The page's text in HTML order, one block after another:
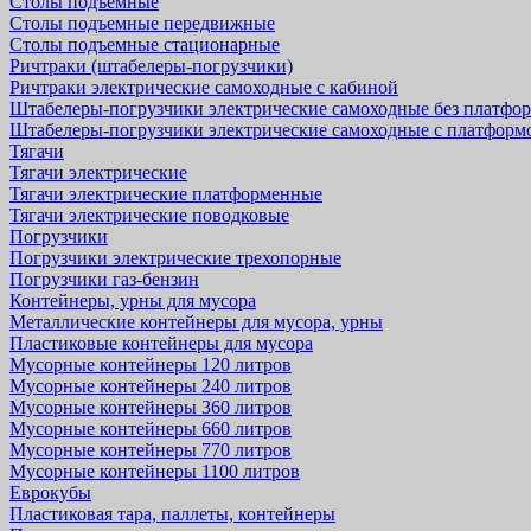
Столы подъемные передвижные
Столы подъемные стационарные
Ричтраки (штабелеры-погрузчики)
Ричтраки электрические самоходные с кабиной
Штабелеры-погрузчики электрические самоходные без
Штабелеры-погрузчики электрические самоходные с
Тягачи
Тягачи электрические
Тягачи электрические платформенные
Тягачи электрические поводковые
Погрузчики
Погрузчики электрические трехопорные
Погрузчики газ-бензин
Контейнеры, урны для мусора
Металлические контейнеры для мусора, урны
Пластиковые контейнеры для мусора
Мусорные контейнеры 120 литров
Мусорные контейнеры 240 литров
Мусорные контейнеры 360 литров
Мусорные контейнеры 660 литров
Мусорные контейнеры 770 литров
Мусорные контейнеры 1100 литров
Еврокубы
Пластиковая тара, паллеты, контейнеры